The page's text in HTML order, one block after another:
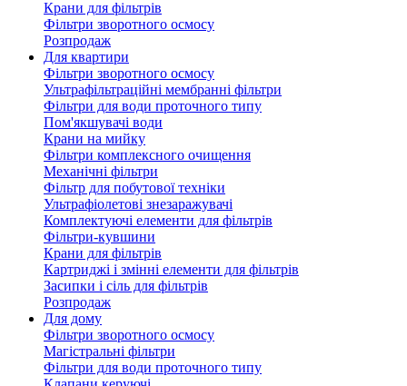
Крани для фільтрів
Фільтри зворотного осмосу
Розпродаж
Для квартири
Фільтри зворотного осмосу
Ультрафільтраційні мембранні фільтри
Фільтри для води проточного типу
Пом'якшувачі води
Крани на мийку
Фільтри комплексного очищення
Механічні фільтри
Фільтр для побутової техніки
Ультрафіолетові знезаражувачі
Комплектуючі елементи для фільтрів
Фільтри-кувшини
Крани для фільтрів
Картриджі і змінні елементи для фільтрів
Засипки і сіль для фільтрів
Розпродаж
Для дому
Фільтри зворотного осмосу
Магістральні фільтри
Фільтри для води проточного типу